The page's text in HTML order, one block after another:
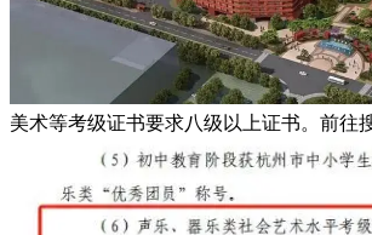
美术等考级证书要求八级以上证书。前往